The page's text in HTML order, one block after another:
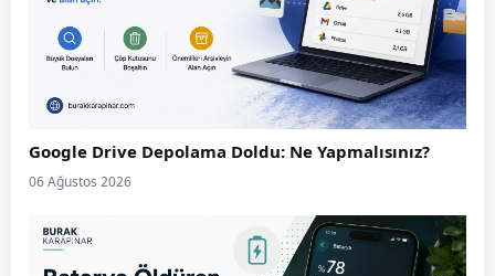
Google Drive Depolama Doldu: Ne Yapmalısınız?
06 Ağustos 2026